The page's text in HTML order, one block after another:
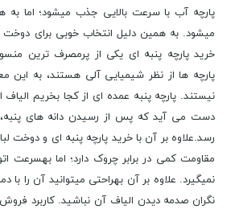
پارچه آب با سرعت بالایی جذب میشود؛ اما به
میشود. به همین دلیل انتخاب خوبی برای
خرید پارچه پنبه ای یکی از پرمصرف ترین
پارچه ها از نظر شیمیایی آلی هستند، به این
نیستند. پارچه پنبه عمده ای از کجا بخریم الیاف
دست می آید که پس از رسیدن دانه های
رسد.علاوه بر آن با خرید پارچه پنبه ای و دوخت
مقاومت کمی در برابر چروک دارد؛ اما بهسرعت
نمیگیرد. علاوه بر آن بهراحتی میتوانید آن را با
نگران صدمه دیدن الیاف آن نباشید. کاربرد